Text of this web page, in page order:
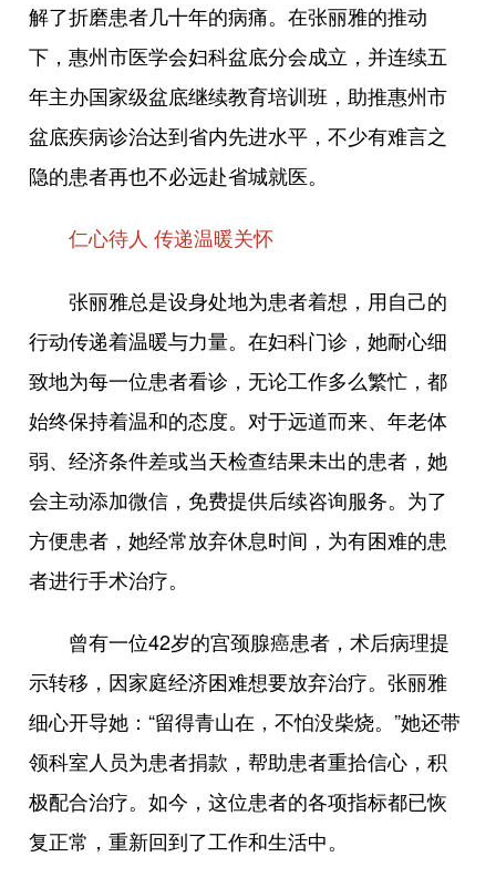
解了折磨患者几十年的病痛。在张丽雅的推动
下，惠州市医学会妇科盆底分会成立，并连续五
年主办国家级盆底继续教育培训班，助推惠州市
盆底疾病诊治达到省内先进水平，不少有难言之
隐的患者再也不必远赴省城就医。
仁心待人 传递温暖关怀
张丽雅总是设身处地为患者着想，用自己的
行动传递着温暖与力量。在妇科门诊，她耐心细
致地为每一位患者看诊，无论工作多么繁忙，都
始终保持着温和的态度。对于远道而来、年老体
弱、经济条件差或当天检查结果未出的患者，她
会主动添加微信，免费提供后续咨询服务。为了
方便患者，她经常放弃休息时间，为有困难的患
者进行手术治疗。
曾有一位42岁的宫颈腺癌患者，术后病理提
示转移，因家庭经济困难想要放弃治疗。张丽雅
细心开导她：“留得青山在，不怕没柴烧。”她还带
领科室人员为患者捐款，帮助患者重拾信心，积
极配合治疗。如今，这位患者的各项指标都已恢
复正常，重新回到了工作和生活中。